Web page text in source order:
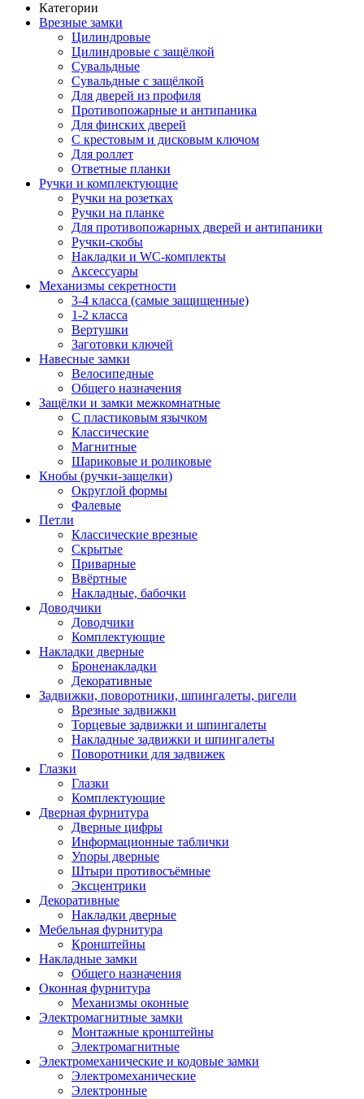
Категории
Врезные замки
Цилиндровые
Цилиндровые с защёлкой
Сувальдные
Сувальдные с защёлкой
Для дверей из профиля
Противопожарные и антипаника
Для финских дверей
С крестовым и дисковым ключом
Для роллет
Ответные планки
Ручки и комплектующие
Ручки на розетках
Ручки на планке
Для противопожарных дверей и антипаники
Ручки-скобы
Накладки и WC-комплекты
Аксессуары
Механизмы секретности
3-4 класса (самые защищенные)
1-2 класса
Вертушки
Заготовки ключей
Навесные замки
Велосипедные
Общего назначения
Защёлки и замки межкомнатные
С пластиковым язычком
Классические
Магнитные
Шариковые и роликовые
Кнобы (ручки-защелки)
Округлой формы
Фалевые
Петли
Классические врезные
Скрытые
Приварные
Ввёртные
Накладные, бабочки
Доводчики
Доводчики
Комплектующие
Накладки дверные
Броненакладки
Декоративные
Задвижки, поворотники, шпингалеты, ригели
Врезные задвижки
Торцевые задвижки и шпингалеты
Накладные задвижки и шпингалеты
Поворотники для задвижек
Глазки
Глазки
Комплектующие
Дверная фурнитура
Дверные цифры
Информационные таблички
Упоры дверные
Штыри противосъёмные
Эксцентрики
Декоративные
Накладки дверные
Мебельная фурнитура
Кронштейны
Накладные замки
Общего назначения
Оконная фурнитура
Механизмы оконные
Электромагнитные замки
Монтажные кронштейны
Электромагнитные
Электромеханические и кодовые замки
Электромеханические
Электронные